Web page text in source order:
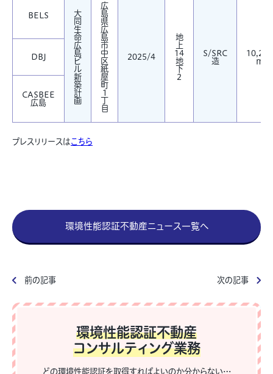
BELS 大
同
生
命
広
島
ビ
ル
新
築
計
画
広
島
県
広
島
市
中
区
紙
屋
町
1
丁
目
2025/4
地
上
14
地
下
2
S/SRC
造
10,200
㎡
DBJ
CASBEE
広島
プレスリリースはこちら
環境性能認証不動産ニュース一覧へ
前の記事 次の記事
環境性能認証不動産
コンサルティング業務
どの環境性能認証を取得すればよいのか分からない…